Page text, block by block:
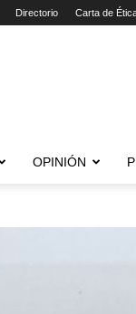
Directorio Carta de
OPINIÓN